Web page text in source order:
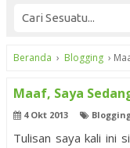
Beranda › Blogging ›
Maaf, Saya
4 Okt 2013
Tulisan saya kali ini